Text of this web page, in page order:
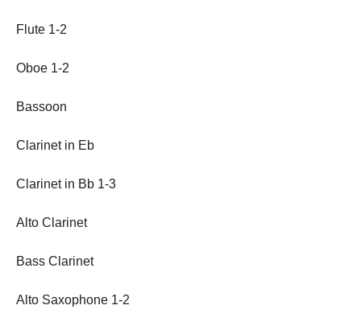
Flute 1-2
Oboe 1-2
Bassoon
Clarinet in Eb
Clarinet in Bb 1-3
Alto Clarinet
Bass Clarinet
Alto Saxophone 1-2